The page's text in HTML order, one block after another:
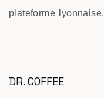
plateforme lyonnaise.
DR. COFFEE